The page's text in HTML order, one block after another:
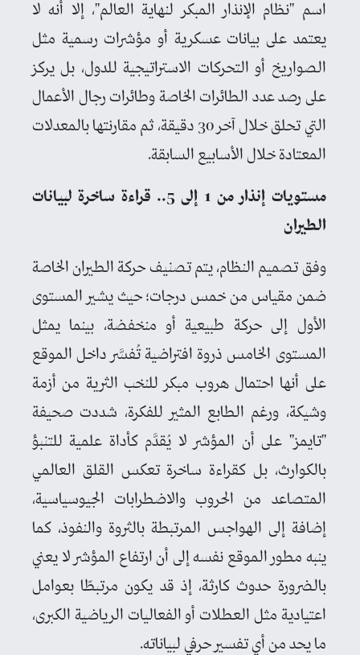
اسم "نظام الإنذار المبكر لنهاية العالم"، إلا أنه لا
يعتمد على بيانات عسكرية أو مؤشرات رسمية مثل
الصواريخ أو التحركات الاستراتيجية للدول، بل يركز
على رصد عدد الطائرات الخاصة وطائرات رجال الأعمال
التي تحلق خلال آخر 30 دقيقة، ثم مقارنتها بالمعدلات
المعتادة خلال الأسابيع السابقة.
مستويات إنذار من 1 إلى 5.. قراءة ساخرة لبيانات
الطيران
وفق تصميم النظام، يتم تصنيف حركة الطيران الخاصة
ضمن مقياس من خمس درجات؛ حيث يشير المستوى
الأول إلى حركة طبيعية أو منخفضة، بينما يمثل
المستوى الخامس ذروة افتراضية تُفسَّر داخل الموقع
على أنها احتمال هروب مبكر للنخب الثرية من أزمة
وشيكة، ورغم الطابع المثير للفكرة، شددت صحيفة
"تايمز" على أن المؤشر لا يُقدَّم كأداة علمية للتنبؤ
بالكوارث، بل كقراءة ساخرة تعكس القلق العالمي
المتصاعد من الحروب والاضطرابات الجيوسياسية،
إضافة إلى الهواجس المرتبطة بالثروة والنفوذ، كما
ينبه مطور الموقع نفسه إلى أن ارتفاع المؤشر لا يعني
بالضرورة حدوث كارثة، إذ قد يكون مرتبطًا بعوامل
اعتيادية مثل العطلات أو الفعاليات الرياضية الكبرى،
ما يحد من أي تفسير حرفي لبياناته.